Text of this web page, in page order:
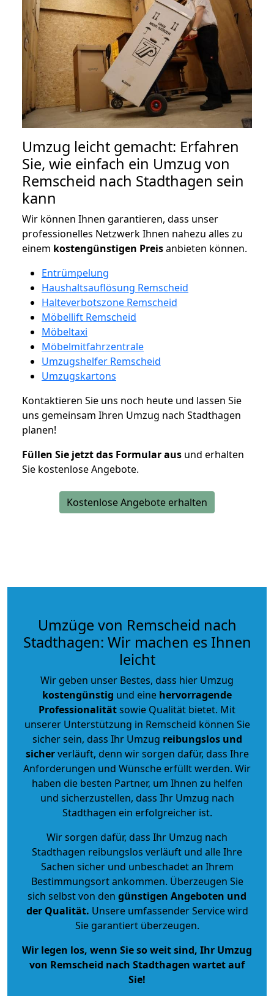
Umzug leicht gemacht: Erfahren
Sie, wie einfach ein Umzug von
Remscheid nach Stadthagen sein
kann
Wir können Ihnen garantieren, dass unser
professionelles Netzwerk Ihnen nahezu alles zu
einem kostengünstigen Preisanbieten können.
Entrümpelung
Haushaltsauflösung Remscheid
Halteverbotszone Remscheid
Möbellift Remscheid
Möbeltaxi
Möbelmitfahrzentrale
Umzugshelfer Remscheid
Umzugskartons
Kontaktieren Sie uns noch heute und lassen Sie
uns gemeinsam Ihren Umzug nach Stadthagen
planen!
Füllen Sie jetzt das Formular aus und erhalten
Sie kostenlose Angebote.
Kostenlose Angebote erhalten
Umzüge von Remscheid nach
Stadthagen: Wir machen es Ihnen
leicht
Wir geben unser Bestes, dass hier Umzug
kostengünstig und eine hervorragende
Professionalitätsowie Qualität bietet. Mit
unserer Unterstützung in Remscheid können Sie
sicher sein, dass Ihr Umzug reibungslos und
sicherverläuft, denn wir sorgen dafür, dass Ihre
Anforderungen und Wünsche erfüllt werden. Wir
haben die besten Partner, um Ihnen zu helfen
und sicherzustellen, dass Ihr Umzug nach
Stadthagen ein erfolgreicher ist.
Wir sorgen dafür, dass Ihr Umzug nach
Stadthagen reibungslos verläuft und alle Ihre
Sachen sicher und unbeschadet an Ihrem
Bestimmungsort ankommen. Überzeugen Sie
sich selbst von den günstigen Angeboten und
der Qualität. Unsere umfassender Service wird
Sie garantiert überzeugen.
Wir legen los, wenn Sie so weit sind, Ihr Umzug
von Remscheid nach Stadthagen wartet auf
Sie!